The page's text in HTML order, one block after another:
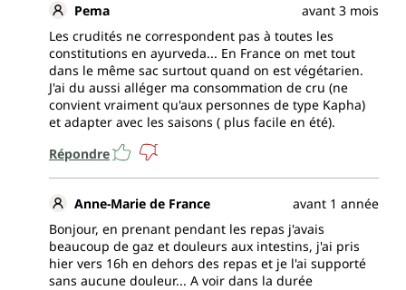
Pema
avant 3 mois
Les crudités ne correspondent pas à toutes les
constitutions en ayurveda... En France on met tout
dans le même sac surtout quand on est végétarien.
J'ai du aussi alléger ma consommation de cru (ne
convient vraiment qu'aux personnes de type Kapha)
et adapter avec les saisons ( plus facile en été).
Répondre
Anne-Marie de France
avant 1 année
Bonjour, en prenant pendant les repas j'avais
beaucoup de gaz et douleurs aux intestins, j'ai pris
hier vers 16h en dehors des repas et je l'ai supporté
sans aucune douleur... A voir dans la durée